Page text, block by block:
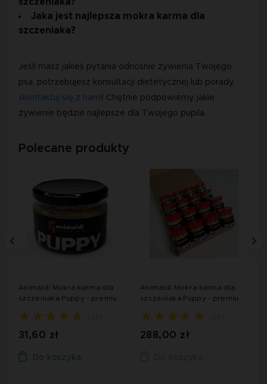
szczeniaka?
Jaka jest najlepsza mokra karma dla
szczeniaka?
Jeśli masz jakieś pytania odnośnie żywienia Twojego
psa, potrzebujesz konsultacji dietetycznej lub porady,
skontaktuj się z nami! Chętnie podpowiemy, jakie
żywienie będzie najlepsze dla Twojego pupila.
Polecane produkty
Animaldi Mokra karma dla
szczeniaka Puppy - premium
31,60 zł
Do koszyka
Animaldi Mokra karma dla
szczeniaka Puppy - premium
288,00 zł